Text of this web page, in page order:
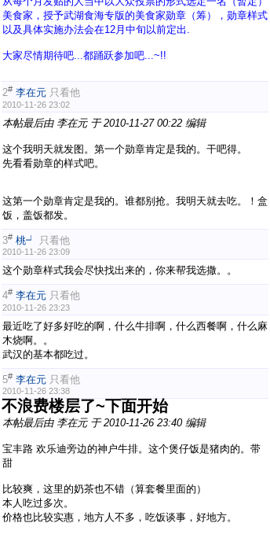
美食家，授予武湖食海专版的美食家勋章（筹），勋章样式
以及具体实施办法会在12月中旬以前定出.
大家尽情期待吧...都踊跃参加吧...~!!
2# 李在元 只看他
2010-11-26 23:02
本帖最后由 李在元 于 2010-11-27 00:22 编辑
这个我明天就发图。第一个勋章肯定是我的。干吧得。
先看看勋章的样式吧。
这第一个勋章肯定是我的。谁都别抢。我明天就去吃。！盒
饭，盖饭都发。
3# 桃┙ 只看他
2010-11-26 23:09
这个勋章样式我会尽快找出来的，你来帮我选撒。。
4# 李在元 只看他
2010-11-26 23:23
最近吃了好多好吃的啊，什么牛排啊，什么西餐啊，什么麻
木烧啊。。
武汉的基本都吃过。
5# 李在元 只看他
2010-11-26 23:38
不浪费楼层了~下面开始
本帖最后由 李在元 于 2010-11-26 23:40 编辑
宝丰路 欢乐迪旁边的神户牛排。这个煲仔饭是猪肉的。带
甜
比较爽，这里的奶茶也不错（算套餐里面的）
本人吃过多次。
价格也比较实惠，地方人不多，吃饭谈事，好地方。